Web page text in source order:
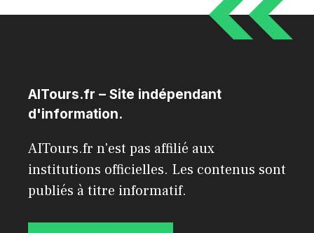
AITours.fr – Site indépendant
d'information.
AITours.fr n'est pas affilié aux
institutions officielles. Les contenus sont
publiés à titre informatif.